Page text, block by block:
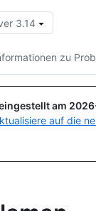
3.14
zu
am
auf die